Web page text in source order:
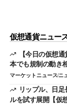
仮想通貨ニュー
【今日の仮想
本でも規制の動き
マーケットニュースニ
リップル、日
ルを試す展開【仮